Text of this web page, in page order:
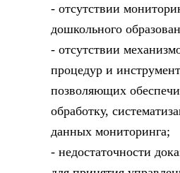
- отсутствии
дошкольного
- отсутствии
процедур и
позволяющих
обработку,
данных мониторинга;
- недостаточности